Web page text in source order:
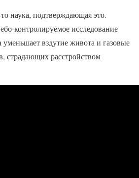
наука, подтверждающая это.
контролируемое исследование
уменьшает вздутие живота и газовые
страдающих расстройством